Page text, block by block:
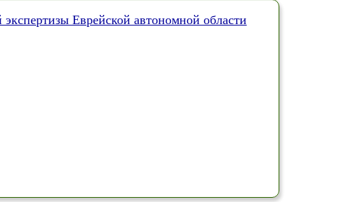
Еврейской автономной области